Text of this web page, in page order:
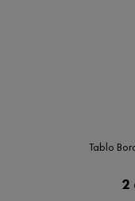
Tablo
2